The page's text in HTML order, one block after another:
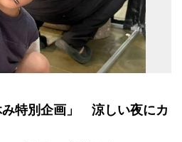
み特別企画」 涼しい夜にカ